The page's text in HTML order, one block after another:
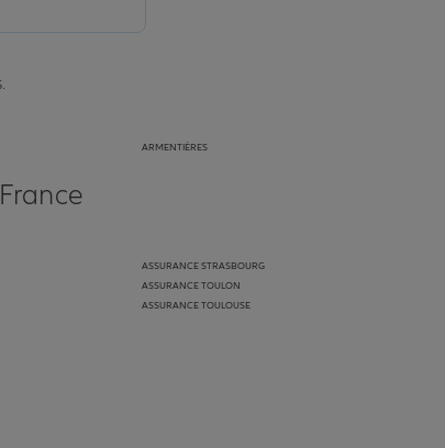
ARMENTIÈRES
ASSURANCE STRASBOURG
ASSURANCE TOULON
ASSURANCE TOULOUSE